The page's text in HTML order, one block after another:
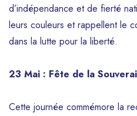
d’indépendance et de fierté
leurs couleurs et rappellent le
dans la lutte pour la liberté.
23 Mai : Fête de la
Cette journée commémore la